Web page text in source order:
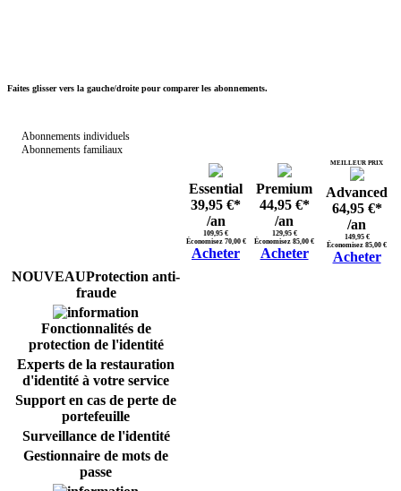
Faites glisser vers la gauche/droite pour comparer les abonnements.
Abonnements individuels
Abonnements familiaux
Essential
39,95 €*
/an
109,95 €
Économisez 70,00 €
Acheter
Premium
44,95 €*
/an
129,95 €
Économisez 85,00 €
Acheter
MEILLEUR PRIX
Advanced
64,95 €*
/an
149,95 €
Économisez 85,00 €
Acheter
Protection anti-
fraude
Fonctionnalités de
protection de l'identité
Experts de la restauration
d'identité à votre service
Support en cas de perte de
portefeuille
Surveillance de l'identité
Gestionnaire de mots de
passe